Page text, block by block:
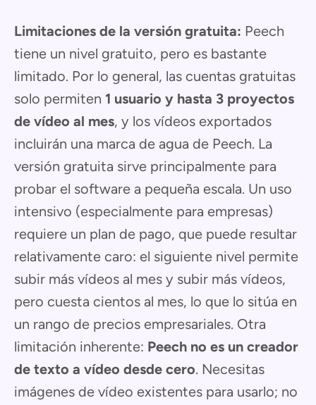
Limitaciones de la versión gratuita: Peech
tiene un nivel gratuito, pero es bastante
limitado. Por lo general, las cuentas gratuitas
solo permiten 1 usuario y hasta 3 proyectos
de vídeo al mes, y los vídeos exportados
incluirán una marca de agua de Peech. La
versión gratuita sirve principalmente para
probar el software a pequeña escala. Un uso
intensivo (especialmente para empresas)
requiere un plan de pago, que puede resultar
relativamente caro: el siguiente nivel permite
subir más vídeos al mes y subir más vídeos,
pero cuesta cientos al mes, lo que lo sitúa en
un rango de precios empresariales. Otra
limitación inherente: Peech no es un creador
de texto a vídeo desde cero. Necesitas
imágenes de vídeo existentes para usarlo; no